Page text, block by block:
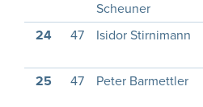
Scheuner
24
47 Isidor Stirnimann
25
47 Peter Barmettler